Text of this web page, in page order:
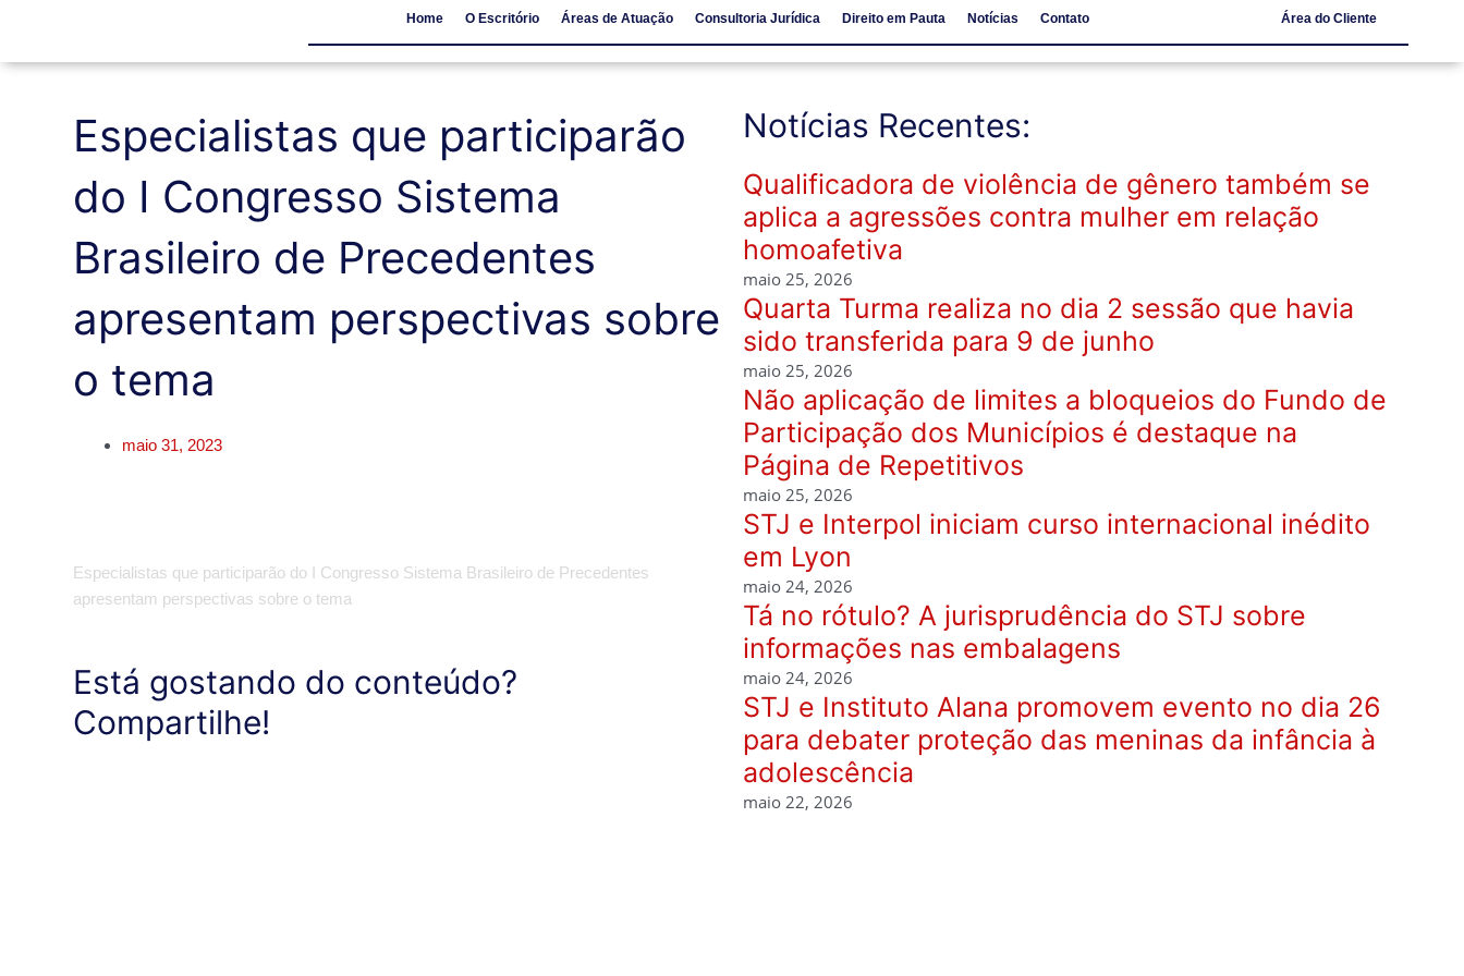
Home O Escritório Áreas de Atuação Consultoria Jurídica Direito em Pauta Notícias Contato Área do Cliente
Especialistas que participarão
do I Congresso Sistema
Brasileiro de Precedentes
apresentam perspectivas sobre
o tema
maio 31, 2023
​Especialistas que participarão do I Congresso Sistema Brasileiro de Precedentes
apresentam perspectivas sobre o tema
Está gostando do conteúdo?
Compartilhe!
Notícias Recentes:
Qualificadora de violência de gênero também se
aplica a agressões contra mulher em relação
homoafetiva
maio 25, 2026
Quarta Turma realiza no dia 2 sessão que havia
sido transferida para 9 de junho
maio 25, 2026
Não aplicação de limites a bloqueios do Fundo de
Participação dos Municípios é destaque na
Página de Repetitivos
maio 25, 2026
STJ e Interpol iniciam curso internacional inédito
em Lyon
maio 24, 2026
Tá no rótulo? A jurisprudência do STJ sobre
informações nas embalagens
maio 24, 2026
STJ e Instituto Alana promovem evento no dia 26
para debater proteção das meninas da infância à
adolescência
maio 22, 2026